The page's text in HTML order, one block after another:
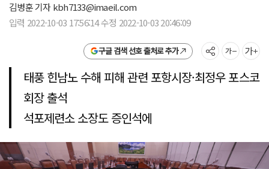
김병훈 기자kbh7133@imaeil.com
입력 2022-10-03 17:56:14 수정 2022-10-03 20:46:09
구글 검색 선호 출처로 추가
태풍 힌남노 수해 피해 관련 포항시장·최정우 포스코
회장 출석
석포제련소 소장도 증인석에